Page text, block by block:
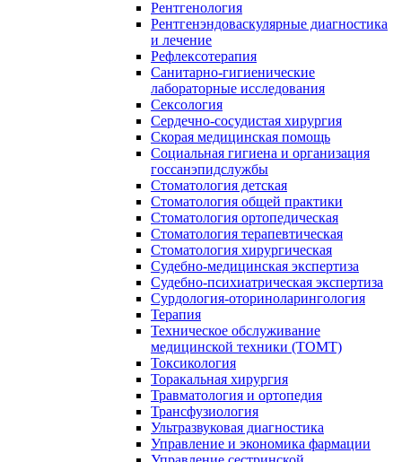
Рентгенология
Рентгенэндоваскулярные диагностика
и лечение
Рефлексотерапия
Санитарно-гигиенические
лабораторные исследования
Сексология
Сердечно-сосудистая хирургия
Скорая медицинская помощь
Социальная гигиена и организация
госсанэпидслужбы
Стоматология детская
Стоматология общей практики
Стоматология ортопедическая
Стоматология терапевтическая
Стоматология хирургическая
Судебно-медицинская экспертиза
Судебно-психиатрическая экспертиза
Сурдология-оториноларингология
Терапия
Техническое обслуживание
медицинской техники (ТОМТ)
Токсикология
Торакальная хирургия
Травматология и ортопедия
Трансфузиология
Ультразвуковая диагностика
Управление и экономика фармации